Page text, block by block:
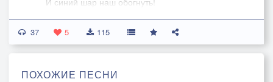
Мы оставили бетон,
Нам совсем не нужен он!
Пена — кружево в волнах!
37 5 115
ПОХОЖИЕ ПЕСНИ